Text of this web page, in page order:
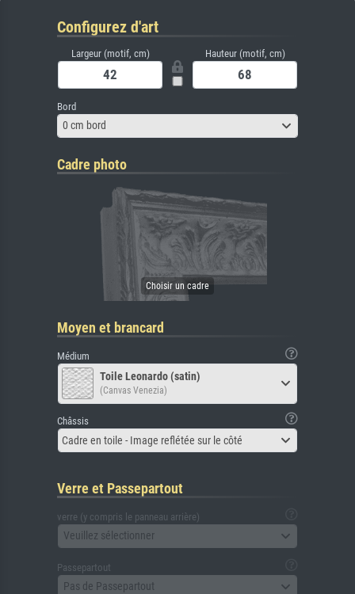
Configurez d'art
Largeur (motif, cm) Hauteur (motif, cm)
Bord
0 cm bord
Cadre photo
Moyen et brancard
Médium
Toile Leonardo (satin)
(Canvas Venezia)
Châssis
Cadre en toile - Image reflétée sur le côté
Verre et Passepartout
verre (y compris le panneau arrière)
Veuillez sélectionner
Passepartout
Pas de Passepartout